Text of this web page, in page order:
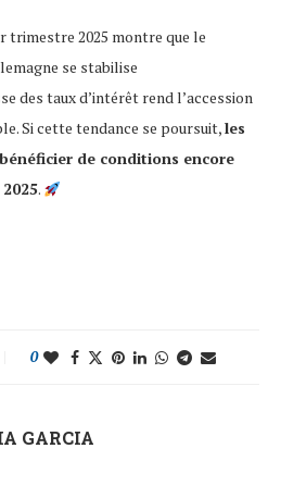
trimestre 2025 montre que le
se stabilise
des taux d’intérêt rend l’accession
Si cette tendance se poursuit,les
de conditions encore
.
0
GARCIA